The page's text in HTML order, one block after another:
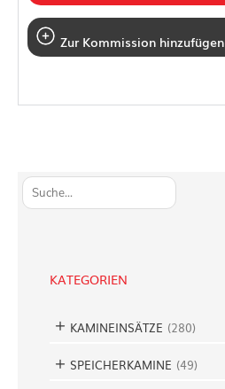
S
u
KATEGORIEN
KAMINEINSÄTZE (280)
SPEICHERKAMINE (49)
Zur Kommission hinzufügen